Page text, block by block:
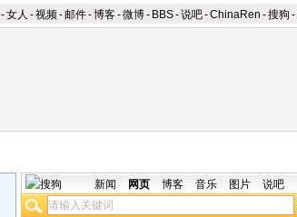
-女人 -视频-邮件-博客-微博- BBS-说吧-ChinaRen -搜狗 -
新闻 网页 博客 音乐 图片 说吧